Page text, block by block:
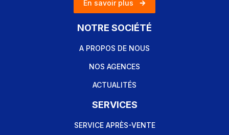
En savoir plus
NOTRE SOCIÉTÉ
A PROPOS DE NOUS
NOS AGENCES
ACTUALITÉS
SERVICES
SERVICE APRÈS-VENTE